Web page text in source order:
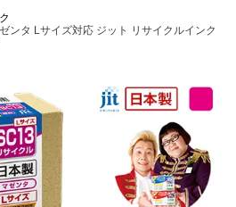
ンタ Lサイズ対応 ジット リサイクルインク